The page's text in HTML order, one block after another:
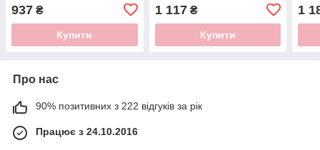
937 ₴
Купити
1 117₴
Купити
1
Про нас
90% позитивних з 222 відгуків за рік
Працює з 24.10.2016